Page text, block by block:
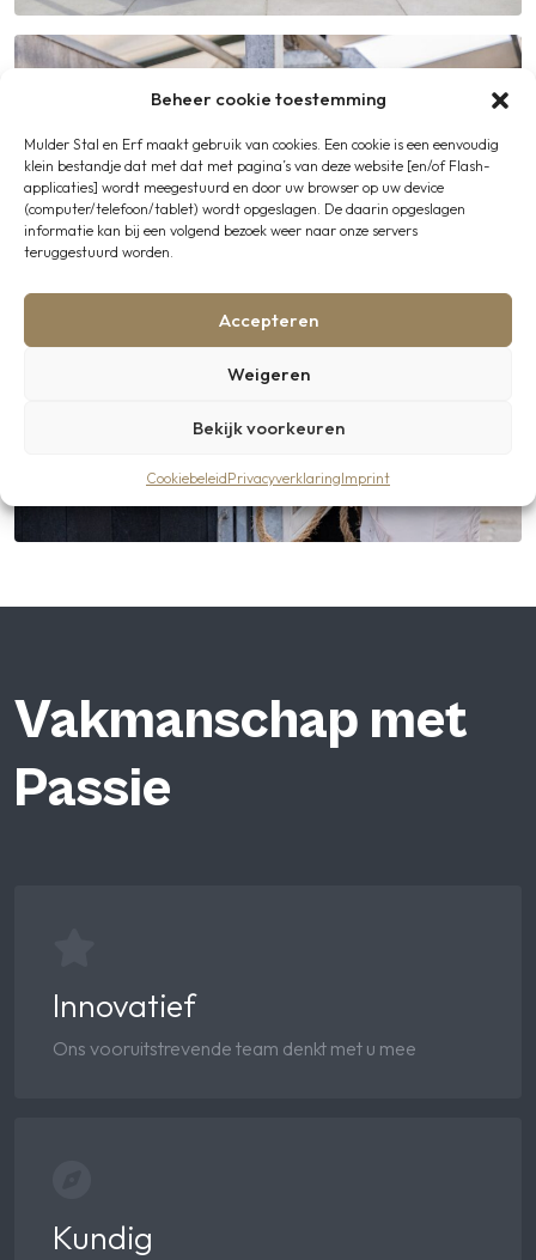
Beheer cookie toestemming
Mulder Stal en Erf maakt gebruik van cookies. Een cookie is een eenvoudig
klein bestandje dat met dat met pagina’s van deze website [en/of Flash-
applicaties] wordt meegestuurd en door uw browser op uw device
(computer/telefoon/tablet) wordt opgeslagen. De daarin opgeslagen
informatie kan bij een volgend bezoek weer naar onze servers
teruggestuurd worden.
Accepteren
Weigeren
Bekijk voorkeuren
CookiebeleidPrivacyverklaringImprint
Vakmanschap met
Passie
Innovatief
Ons vooruitstrevende team denkt met u mee
Kundig